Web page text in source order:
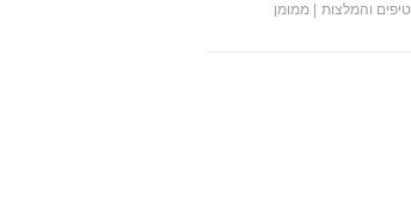
טיפים והמלצות | ממומן